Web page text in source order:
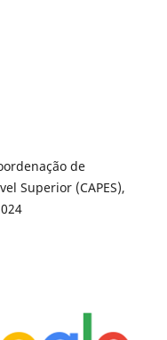
de
Superior (CAPES),